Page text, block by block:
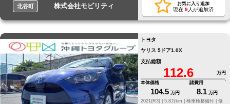
北谷町 株式会社モビリティ お気に入り追加
現在 9人が追加済
トヨタ
ヤリス 5ドア1.0X
支払総額
112.6
万円
本体価格
104.5 万円
諸費用
8.1 万円
2021(R3) |
5.8万km | 検車検整備付 | 修